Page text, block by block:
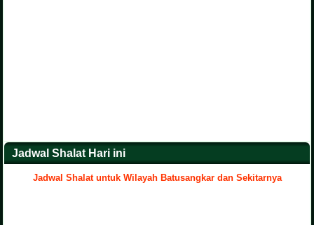
Jadwal Shalat Hari ini
Jadwal Shalat untuk Wilayah Batusangkar dan Sekitarnya